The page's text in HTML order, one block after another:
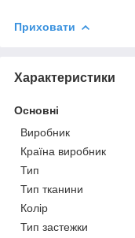
Приховати
Характеристики
Основні
Виробник
Країна виробник
Тип
Тип тканини
Колір
Тип застежки